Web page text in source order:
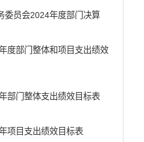
委员会2024年度部门决算
度部门整体和项目支出绩效
部门整体支出绩效目标表
项目支出绩效目标表